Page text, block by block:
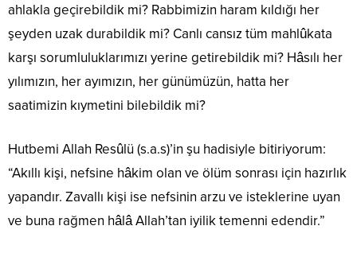
ahlakla geçirebildik mi? Rabbimizin haram kıldığı her
şeyden uzak durabildik mi? Canlı cansız tüm mahlûkata
karşı sorumluluklarımızı yerine getirebildik mi? Hâsılı her
yılımızın, her ayımızın, her günümüzün, hatta her
saatimizin kıymetini bilebildik mi?
Hutbemi Allah Resûlü (s.a.s)’in şu hadisiyle bitiriyorum:
“Akıllı kişi, nefsine hâkim olan ve ölüm sonrası için hazırlık
yapandır. Zavallı kişi ise nefsinin arzu ve isteklerine uyan
ve buna rağmen hâlâ Allah’tan iyilik temenni edendir.”